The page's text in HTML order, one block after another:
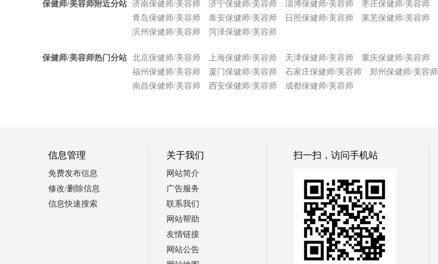
保健师/美容师附近分站 济南保健师/美容师 济宁保健师/美容师 淄博保健师/美容师 枣庄保健师/美容师
青岛保健师/美容师
泰安保健师/美容师 日照保健师/美容师 莱芜保健师/美容师
滨州保健师/美容师
菏泽保健师/美容师
保健师/美容师热门分站 北京保健师/美容师 上海保健师/美容师 天津保健师/美容师 重庆保健师/美容师
福州保健师/美容师
厦门保健师/美容师 石家庄保健师/美容师 郑州保健师/美容师
南昌保健师/美容师
西安保健师/美容师 成都保健师/美容师
信息管理
免费发布信息
修改/删除信息
信息快速搜索
关于我们
网站简介
广告服务
联系我们
网站帮助
友情链接
网站公告
扫一扫，访问手机站